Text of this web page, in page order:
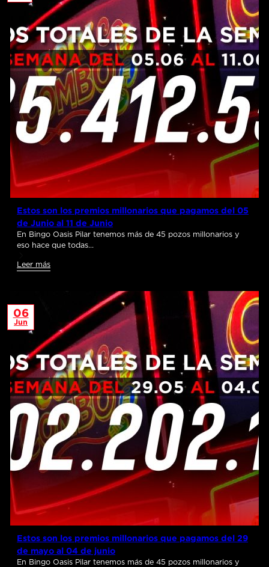
Estos son los premios millonarios que pagamos del 05
de Junio al 11 de Junio
En Bingo Oasis Pilar tenemos más de 45 pozos millonarios y
eso hace que todas…
Leer más
06
Jun
Estos son los premios millonarios que pagamos del 29
de mayo al 04 de junio
En Bingo Oasis Pilar tenemos más de 45 pozos millonarios y